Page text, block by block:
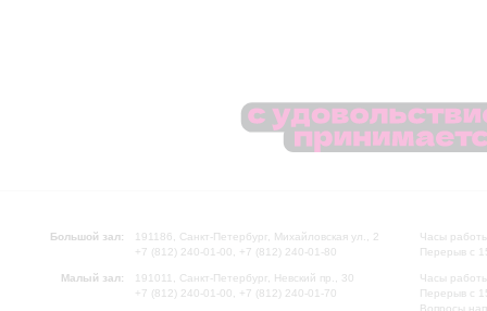
Большой зал:
191186, Санкт-Петербург, Михайловская ул., 2
+7 (812) 240-01-00, +7 (812) 240-01-80
Малый зал:
191011, Санкт-Петербург, Невский пр., 30
+7 (812) 240-01-00, +7 (812) 240-01-70
Часы
Перерыв с
Часы
Перерыв с
Вопросы